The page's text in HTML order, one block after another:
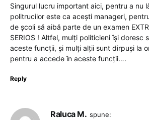
Singurul lucru important aici, pentru a nu
politrucilor este ca acești manageri,
de școli să aibă parte de un examen
SERIOS ! Altfel, mulți politicieni își doresc
aceste funcții, și mulți alții sunt dirpuși la
pentru a accede în aceste funcții….
Reply
Raluca M. spune: